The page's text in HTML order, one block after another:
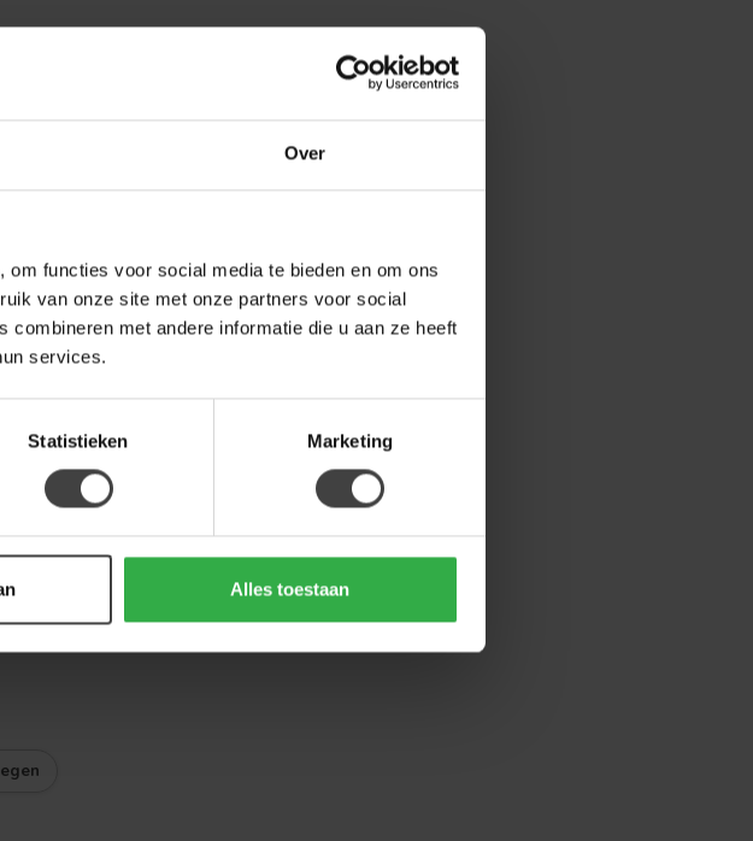
Over
functies voor social media te bieden en om ons
van onze site met onze partners voor social
met andere informatie die u aan ze heeft
services.
Statistieken Marketing
Alles toestaan